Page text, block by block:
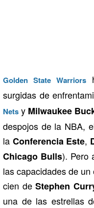
Golden State Warriors
surgidas de
Nets y Milwaukee
despojos de la NBA,
la Conferencia Este,
Chicago Bulls). Pero
las capacidades de
cien deStephen
una de las estrellas